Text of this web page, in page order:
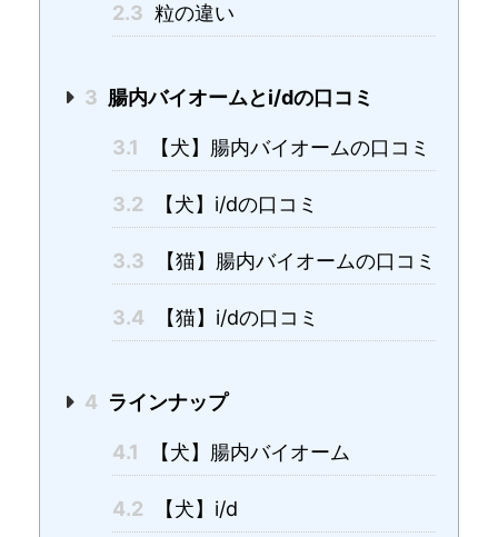
2.3 粒の違い
3 腸内バイオームとi/dの口コミ
3.1 【犬】腸内バイオームの口コミ
3.2 【犬】i/dの口コミ
3.3 【猫】腸内バイオームの口コミ
3.4 【猫】i/dの口コミ
4 ラインナップ
4.1 【犬】腸内バイオーム
4.2 【犬】i/d